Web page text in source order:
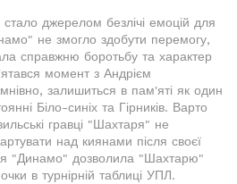
джерелом безлічі емоцій для
не змогло здобути перемогу,
справжню боротьбу та характер
момент з Андрієм
залишиться в пам'яті як один
Біло-синіх та Гірників. Варто
гравці "Шахтаря" не
над киянами після своєї
"Динамо" дозволила "Шахтарю"
в турнірній таблиці УПЛ.